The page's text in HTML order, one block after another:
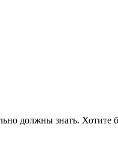
должны знать.